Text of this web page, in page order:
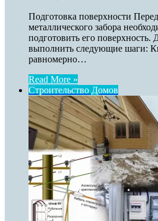
Подготовка поверхности
металлического забора
подготовить его поверхность.
выполнить следующие шаги:
равномерно…
Read More »
Строительство Домов